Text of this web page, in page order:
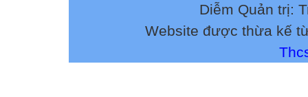
Diễm Quản trị:
Website được thừa kế